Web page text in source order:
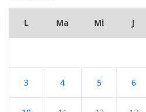
L Ma Mi J
3 4 5 6